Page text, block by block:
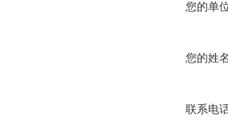
您的单
您的姓
联系电